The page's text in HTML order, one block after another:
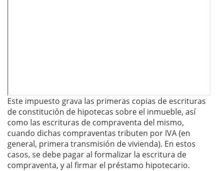
Este impuesto grava las primeras copias de escrituras
de constitución de hipotecas sobre el inmueble, así
como las escrituras de compraventa del mismo,
cuando dichas compraventas tributen por IVA (en
general, primera transmisión de vivienda). En estos
casos, se debe pagar al formalizar la escritura de
compraventa, y al firmar el préstamo hipotecario.